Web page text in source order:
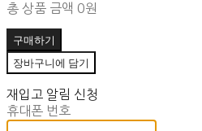
총 상품 금액 0원
구매하기
장바구니에 담기
재입고 알림 신청
휴대폰 번호